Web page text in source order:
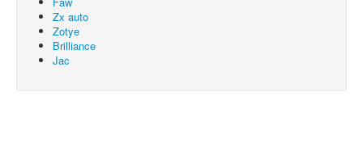
Zx auto
Zotye
Brilliance
Jac